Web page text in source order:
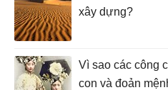
xây dựng?
Vì sao các công
con và đoản